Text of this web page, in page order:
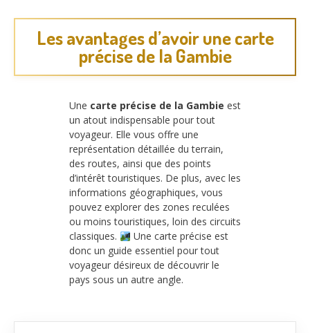
Les avantages d’avoir une carte
précise de la Gambie
Une carte précise de la Gambie est
un atout indispensable pour tout
voyageur. Elle vous offre une
représentation détaillée du terrain,
des routes, ainsi que des points
d’intérêt touristiques. De plus, avec les
informations géographiques, vous
pouvez explorer des zones reculées
ou moins touristiques, loin des circuits
classiques.
Une carte précise est
donc un guide essentiel pour tout
voyageur désireux de découvrir le
pays sous un autre angle.